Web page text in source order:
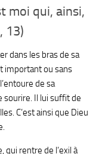
moi qui, ainsi,
13)
dans les bras de sa
important ou sans
de sa
sourire. Il lui suffit de
C’est ainsi que Dieu
qui rentre de l’exil à